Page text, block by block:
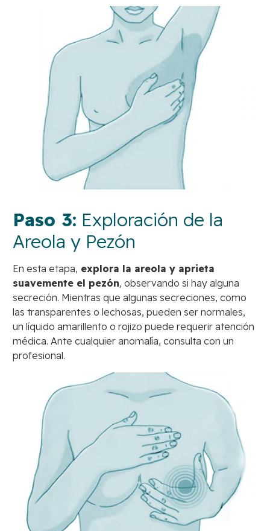
Paso 3: Exploración de la
Areola y Pezón
En esta etapa, explora la areola y aprieta
suavemente el pezón, observando si hay alguna
secreción. Mientras que algunas secreciones, como
las transparentes o lechosas, pueden ser normales,
un líquido amarillento o rojizo puede requerir atención
médica. Ante cualquier anomalía, consulta con un
profesional.